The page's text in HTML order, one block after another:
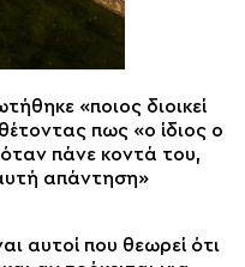
«ποιος διοικεί
πως «ο ίδιος ο
πάνε κοντά του,
απάντηση»
αυτοί που θεωρεί ότι